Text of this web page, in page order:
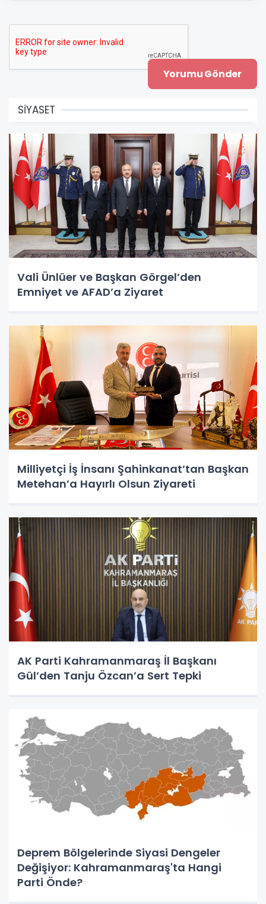
SİYASET
Vali Ünlüer ve Başkan Görgel’den
Emniyet ve AFAD’a Ziyaret
Milliyetçi İş İnsanı Şahinkanat’tan Başkan
Metehan’a Hayırlı Olsun Ziyareti
AK Parti Kahramanmaraş İl Başkanı
Gül’den Tanju Özcan’a Sert Tepki
Deprem Bölgelerinde Siyasi Dengeler
Değişiyor: Kahramanmaraş'ta Hangi
Parti Önde?